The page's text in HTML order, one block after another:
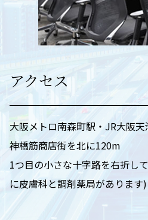
アクセス
大阪メトロ南森町駅・JR大阪
神橋筋商店街を北に120m
1つ目の小さな十字路を右折し
に皮膚科と調剤薬局があります)